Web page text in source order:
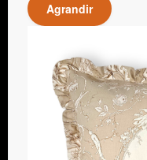
Agrandir